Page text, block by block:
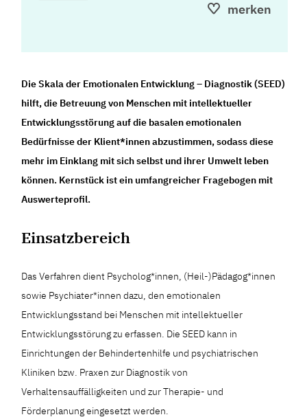
merken
Die Skala der Emotionalen Entwicklung – Diagnostik (SEED)
hilft, die Betreuung von Menschen mit intellektueller
Entwicklungsstörung auf die basalen emotionalen
Bedürfnisse der Klient*innen abzustimmen, sodass diese
mehr im Einklang mit sich selbst und ihrer Umwelt leben
können. Kernstück ist ein umfangreicher Fragebogen mit
Auswerteprofil.
Einsatzbereich
Das Verfahren dient Psycholog*innen, (Heil-)Pädagog*innen
sowie Psychiater*innen dazu, den emotionalen
Entwicklungsstand bei Menschen mit intellektueller
Entwicklungsstörung zu erfassen. Die SEED kann in
Einrichtungen der Behindertenhilfe und psychiatrischen
Kliniken bzw. Praxen zur Diagnostik von
Verhaltensauffälligkeiten und zur Therapie- und
Förderplanung eingesetzt werden.